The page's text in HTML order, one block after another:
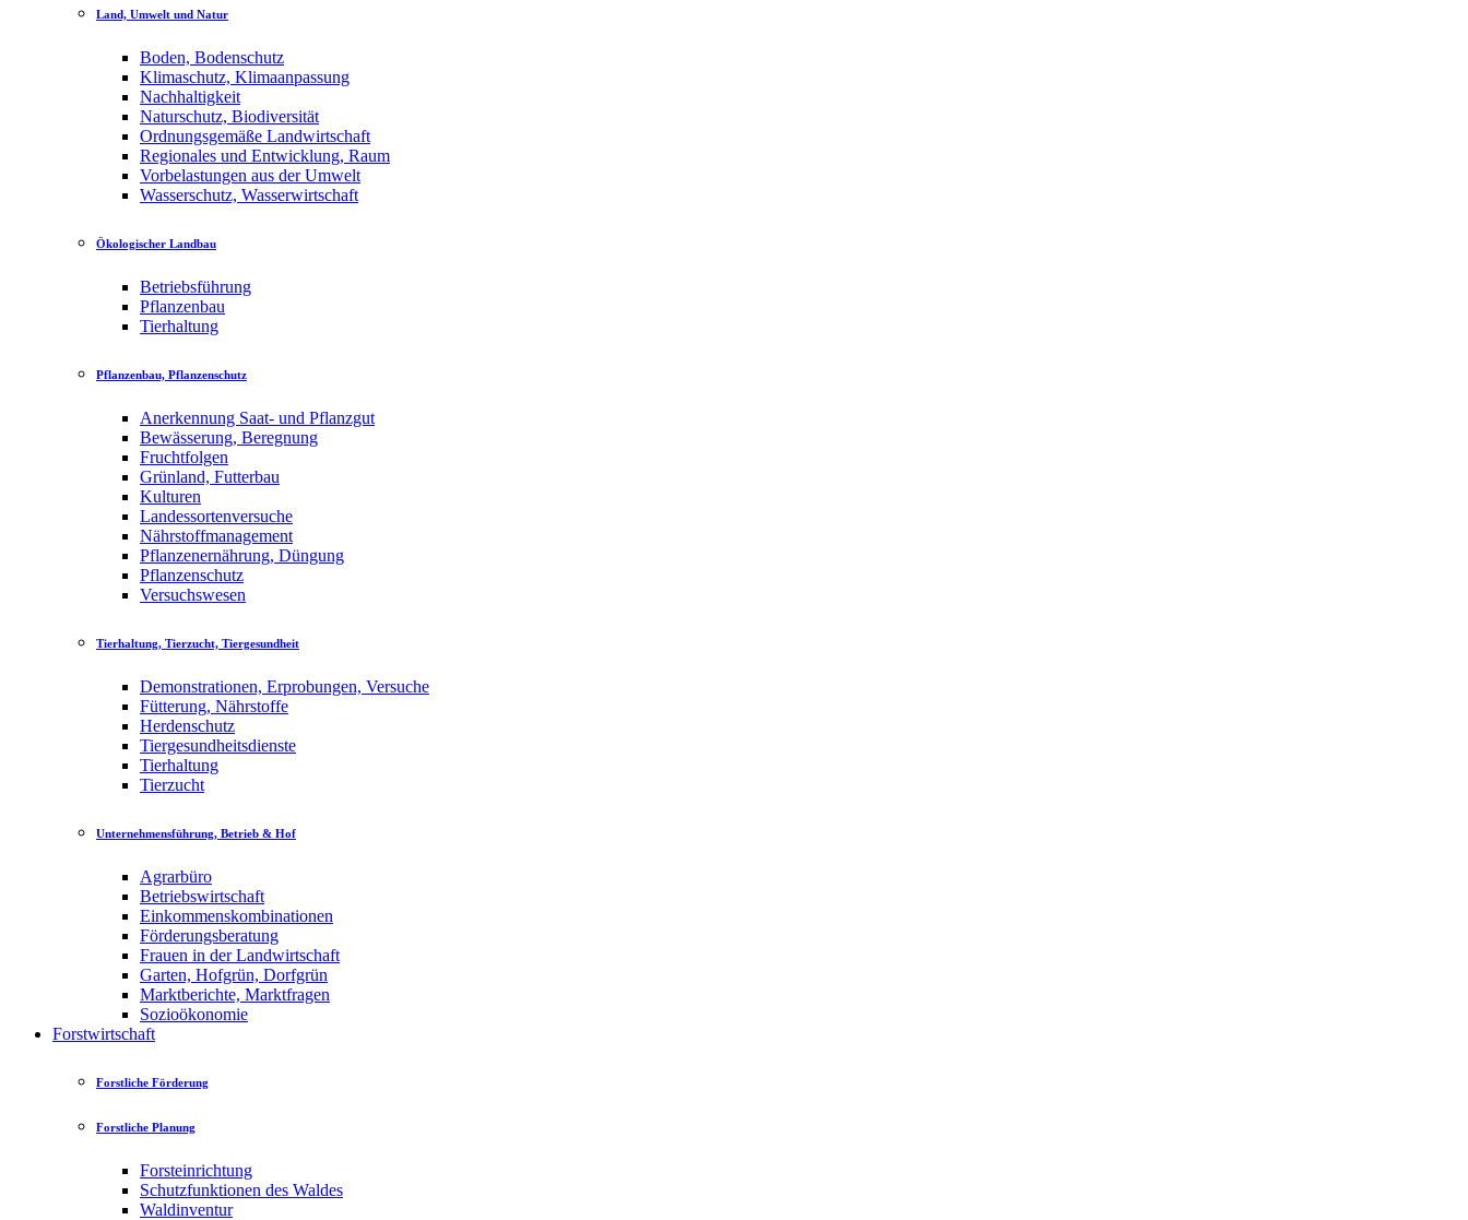
Land, Umwelt und Natur
Boden, Bodenschutz
Klimaschutz, Klimaanpassung
Nachhaltigkeit
Naturschutz, Biodiversität
Ordnungsgemäße Landwirtschaft
Regionales und Entwicklung, Raum
Vorbelastungen aus der Umwelt
Wasserschutz, Wasserwirtschaft
Ökologischer Landbau
Betriebsführung
Pflanzenbau
Tierhaltung
Pflanzenbau, Pflanzenschutz
Anerkennung Saat- und Pflanzgut
Bewässerung, Beregnung
Fruchtfolgen
Grünland, Futterbau
Kulturen
Landessortenversuche
Nährstoffmanagement
Pflanzenernährung, Düngung
Pflanzenschutz
Versuchswesen
Tierhaltung, Tierzucht, Tiergesundheit
Demonstrationen, Erprobungen, Versuche
Fütterung, Nährstoffe
Herdenschutz
Tiergesundheitsdienste
Tierhaltung
Tierzucht
Unternehmensführung, Betrieb & Hof
Agrarbüro
Betriebswirtschaft
Einkommenskombinationen
Förderungsberatung
Frauen in der Landwirtschaft
Garten, Hofgrün, Dorfgrün
Marktberichte, Marktfragen
Sozioökonomie
Forstwirtschaft
Forstliche Förderung
Forstliche Planung
Forsteinrichtung
Schutzfunktionen des Waldes
Waldinventur